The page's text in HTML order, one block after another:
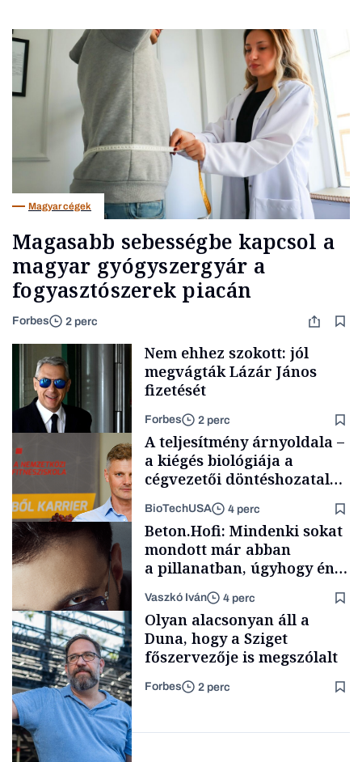
Magyar cégek
Magasabb sebességbe kapcsol a
magyar gyógyszergyár a
fogyasztószerek piacán
Forbes 2 perc
Politika
Nem ehhez szokott: jól
megvágták Lázár János
fizetését
Forbes 2 perc
Content Lab HUB
A teljesítmény árnyoldala –
a kiégés biológiája a
cégvezetői döntéshozatal
BioTechUSA 4 perc
Forbes-sztori
Beton.Hofi: Mindenki sokat
mondott már abban
a pillanatban, úgyhogy én
a legsarkosabb
gondolataimat akartam
kimondani
Vaszkó Iván 4 perc
Olyan alacsonyan áll a
Duna, hogy a Sziget
főszervezője is megszólalt
Forbes 2 perc